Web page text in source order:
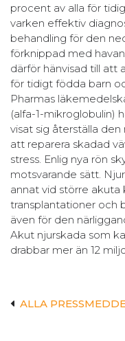
procent av alla för
varken effektiv
behandling för den
förknippad med
därför hänvisad till att
för tidigt födda barn
Pharmas
(alfa-1-mikroglobulin)
visat sig återställa
att reparera skadad
stress. Enlig nya rön
motsvarande sätt.
annat vid större akuta
transplantationer och
även för den
Akut njurskada som
drabbar mer än 12
ALLA